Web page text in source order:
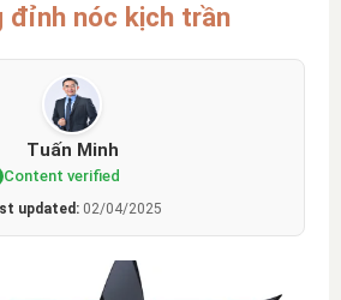
đỉnh nóc kịch trần
Tuấn Minh
Content verified
updated: 02/04/2025